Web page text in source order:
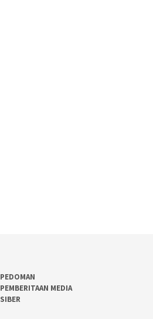
PEDOMAN
PEMBERITAAN MEDIA
SIBER